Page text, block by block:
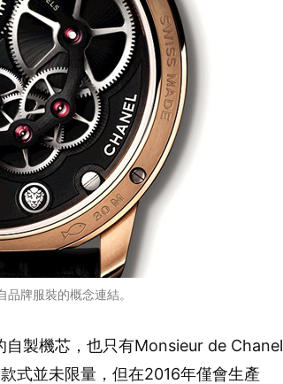
牌服裝的概念連結。
自製機芯，也只有Monsieur de Chanel
式並未限量，但在2016年僅會生產